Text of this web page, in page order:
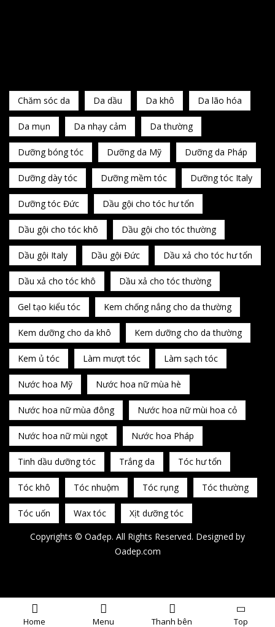
Home Menu Thanh bên Top
Chăm sóc da Da dầu Da khô Da lão hóa
Da mụn Da nhạy cảm Da thường
Dưỡng bóng tóc Dưỡng da Mỹ Dưỡng da Pháp
Dưỡng dày tóc Dưỡng mềm tóc Dưỡng tóc Italy
Dưỡng tóc Đức Dầu gội cho tóc hư tổn
Dầu gội cho tóc khô Dầu gội cho tóc thường
Dầu gội Italy Dầu gội Đức Dầu xả cho tóc hư tổn
Dầu xả cho tóc khô Dầu xả cho tóc thường
Gel tạo kiểu tóc Kem chống nắng cho da thường
Kem dưỡng cho da khô Kem dưỡng cho da thường
Kem ủ tóc Làm mượt tóc Làm sạch tóc
Nước hoa Mỹ Nước hoa nữ mùa hè
Nước hoa nữ mùa đông Nước hoa nữ mùi hoa cỏ
Nước hoa nữ mùi ngọt Nước hoa Pháp
Tinh dầu dưỡng tóc Trắng da Tóc hư tổn
Tóc khô Tóc nhuộm Tóc rụng Tóc thường
Tóc uốn Wax tóc
Xịt dưỡng tóc
Copyrights © Oađẹp. All Rights Reserved. Designed by
Oadep.com